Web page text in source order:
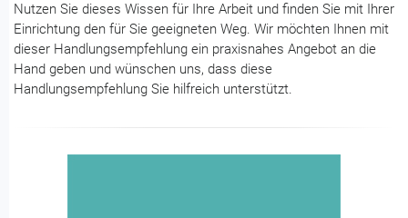
Nutzen Sie dieses Wissen für Ihre Arbeit und finden Sie mit Ihrer
Einrichtung den für Sie geeigneten Weg. Wir möchten Ihnen mit
dieser Handlungsempfehlung ein praxisnahes Angebot an die
Hand geben und wünschen uns, dass diese
Handlungsempfehlung Sie hilfreich unterstützt.